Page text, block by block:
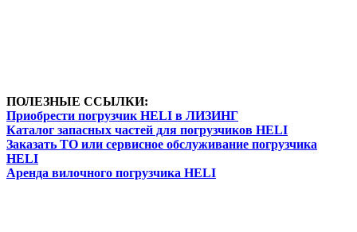
ПОЛЕЗНЫЕ ССЫЛКИ:
Приобрести погрузчик HELI в ЛИЗИНГ
Каталог запасных частей для погрузчиков HELI
Заказать ТО или сервисное обслуживание погрузчика
HELI
Аренда вилочного погрузчика HELI